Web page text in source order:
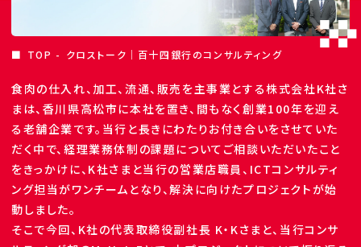
TOP クロストーク｜百十四銀行のコンサルティング
食肉の仕入れ、加工、流通、販売を主事業とする株式会社K社さ
まは、香川県高松市に本社を置き、間もなく創業100年を迎え
る老舗企業です。当行と長きにわたりお付き合いをさせていた
だく中で、経理業務体制の課題についてご相談いただいたこと
をきっかけに、K社さまと当行の営業店職員、ICTコンサルティ
ング担当がワンチームとなり、解決に向けたプロジェクトが始
動しました。
そこで今回、K社の代表取締役副社長 K・Kさまと、当行コンサ